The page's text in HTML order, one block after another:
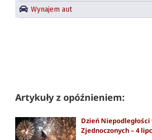
Wynajem aut
Artykuły z opóźnieniem:
Dzień
Zjednoczonych – 4